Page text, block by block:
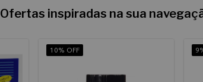
Ofertas inspiradas na sua
10% OFF